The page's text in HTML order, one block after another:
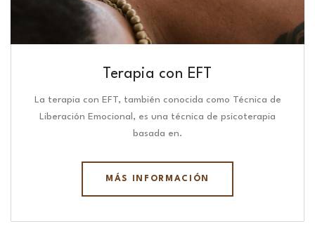
Terapia con EFT
La terapia con EFT, también conocida como Técnica de
Liberación Emocional, es una técnica de psicoterapia
basada en.
MÁS INFORMACIÓN